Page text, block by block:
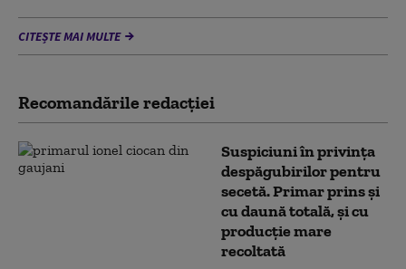
CITEȘTE MAI MULTE
Recomandările redacţiei
Suspiciuni în privința
despăgubirilor pentru
secetă. Primar prins și
cu daună totală, și cu
producție mare
recoltată